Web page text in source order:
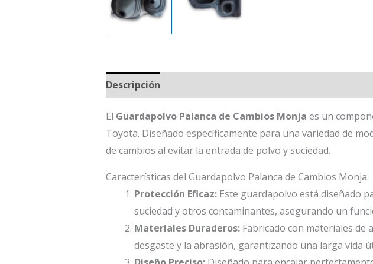
Descripción
El Guardapolvo Palanca de Cambios Monja es un
Toyota. Diseñado específicamente para una variedad de
de cambios al evitar la entrada de polvo y suciedad.
Características del Guardapolvo Palanca de Cambios Monja:
Protección Eficaz:Este guardapolvo está diseñado
suciedad y otros contaminantes, asegurando un
Materiales Duraderos:Fabricado con materiales de
desgaste y la abrasión, garantizando una larga vida